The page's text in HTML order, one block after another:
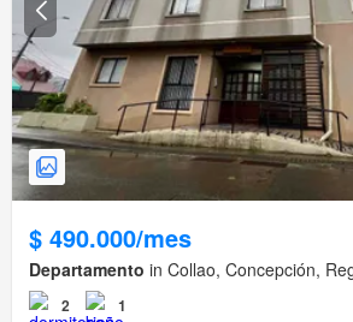
$ 490.000/mes
Departamento in Collao, Concepción,
2 1